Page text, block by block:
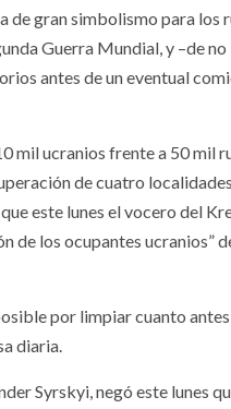
de gran simbolismo para los
Guerra Mundial, y –de
antes de un eventual
mil ucranios frente a 50 mil
de cuatro
este lunes el vocero del
de los ocupantes ucranios”
por limpiar cuanto
diaria.
Syrskyi, negó este lunes